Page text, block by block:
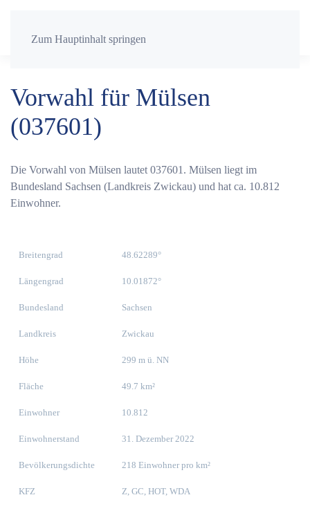
Zum Hauptinhalt springen
Vorwahl für Mülsen
(037601)
Die Vorwahl von Mülsen lautet 037601. Mülsen liegt im
Bundesland Sachsen (Landkreis Zwickau) und hat ca. 10.812
Einwohner.
Breitengrad 48.62289°
Längengrad 10.01872°
Bundesland Sachsen
Landkreis Zwickau
Höhe 299 m ü. NN
Fläche 49.7 km²
Einwohner 10.812
Einwohnerstand 31. Dezember 2022
Bevölkerungsdichte 218 Einwohner pro km²
KFZ Z, GC, HOT, WDA